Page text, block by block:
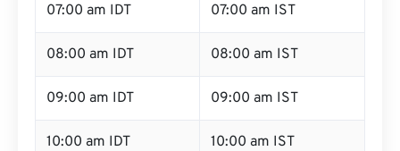
07:00 am IDT 07:00 am IST
08:00 am IDT 08:00 am IST
09:00 am IDT 09:00 am IST
10:00 am IDT 10:00 am IST